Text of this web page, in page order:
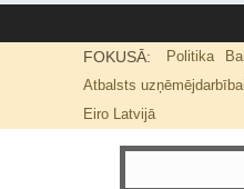
FOKUSĀ: Politika
Atbalsts uzņēmējdarbībai
Eiro Latvijā